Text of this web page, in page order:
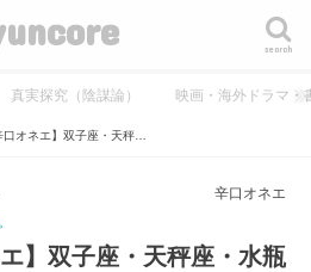
search
真実探究（陰謀論） 映画・海外ドラマ・
辛口オネエ
】双子座・天秤座・水瓶